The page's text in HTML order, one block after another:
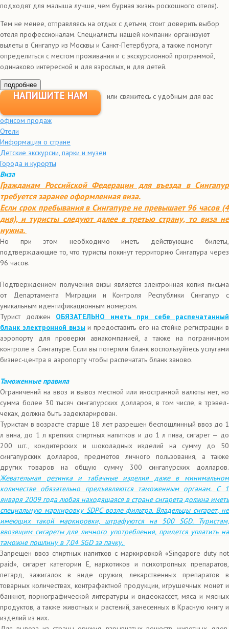
подходят для малыша лучше, чем бурная жизнь роскошного отеля).
Тем не менее, отправляясь на отдых с детьми, стоит доверить выбор
отеля профессионалам. Специалисты нашей компании организуют
вылеты в Сингапур из Москвы и Санкт-Петербурга, а также помогут
определиться с местом проживания и с экскурсионной программой,
одинаково интересной и для взрослых, и для детей.
подробнее
НАПИШИТЕ НАМ или свяжитесь с удобным для вас
офисом продаж
Отели
Информация о стране
Детские экскурсии, парки и музеи
Города и курорты
Виза
Гражданам Российской Федерации для въезда в Сингапур
требуется заранее оформленная виза.
Если срок пребывания в Сингапуре не превышает 96 часов (4
дня), и туристы следуют далее в третью страну, то виза не
нужна.
Но при этом необходимо иметь действующие билеты,
подтверждающие то, что туристы покинут территорию Сингапура через
96 часов.
Подтверждением получения визы является электронная копия письма
от Департамента Миграции и Контроля Республики Сингапур с
уникальным идентификационным номером.
Турист должен
ОБЯЗАТЕЛЬНО иметь при себе распечатанный
бланк электронной визы и предоставить его на стойке регистрации в
аэропорту для проверки авиакомпанией, а также на пограничном
контроле в Сингапуре. Если вы потеряли бланк воспользуйтесь услугами
бизнес-центра в аэропорту чтобы распечатать бланк заново.
Таможенные правила
Ограничений на ввоз и вывоз местной или иностранной валюты нет, но
сумма более 30 тысяч сингапурских долларов, в том числе, в трэвел-
чеках, должна быть задекларирован.
Туристам в возрасте старше 18 лет разрешен беспошлинный ввоз до 1
л вина, до 1 л крепких спиртных напитков и до 1 л пива, сигарет — до
200 шт., кондитерских и шоколадных изделий на сумму до 50
сингапурских долларов, предметов личного пользования, а также
других товаров на общую сумму 300 сингапурских долларов.
Жевательная резинка и табачные изделия даже в минимальном
количестве обязательно предъявляются таможенным органам. С 1
января 2009 года любая находящаяся в стране сигарета должна иметь
специальную маркировку SDPC возле фильтра. Владельцы сигарет, не
имеющих такой маркировки, штрафуются на 500 SGD. Туристам,
ввозящим сигареты для личного употребления, придется уплатить на
таможне пошлину в 7,04 SGD за пачку.
Запрещен ввоз спиртных напитков с маркировкой «Singapore duty not
paid», сигарет категории Е, наркотиков и психотропных препаратов,
петард, зажигалок в виде оружия, лекарственных препаратов в
товарных количествах, контрафактной продукции, игрушечных монет и
банкнот, порнографической литературы и видеокассет, мяса и мясных
продуктов, а также животных и растений, занесенных в Красную книгу и
изделий из них.